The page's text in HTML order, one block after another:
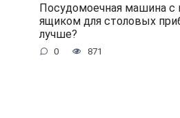
Посудомоечная машина с
ящиком для столовых
лучше?
0 871